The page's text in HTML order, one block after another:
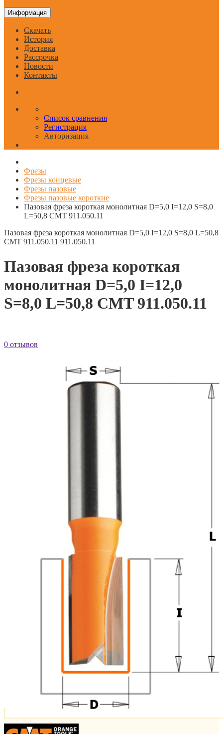
Информация
Скачать
История
Доставка
Рассрочка
Новости
Контакты
Список сравнения
Регистрация
Авторизация
Фрезы
Фрезы концевые
Фрезы пазовые
Фрезы пазовые короткие
Пазовая фреза короткая монолитная D=5,0 I=12,0 S=8,0
L=50,8 CMT 911.050.11
Пазовая фреза короткая монолитная D=5,0 I=12,0 S=8,0 L=50,8
CMT 911.050.11 911.050.11
Пазовая фреза короткая
монолитная D=5,0 I=12,0
S=8,0 L=50,8 CMT 911.050.11
0 отзывов